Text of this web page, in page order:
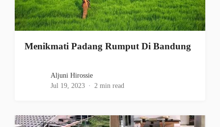
Menikmati Padang Rumput Di Bandung
Aljuni Hirossie
Jul 19, 2023
2 min read